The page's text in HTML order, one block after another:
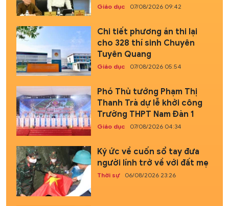
Giáo dục 07/08/2026 09:42
Chi tiết phương án thi lại
cho 328 thí sinh Chuyên
Tuyên Quang
Giáo dục 07/08/2026 05:54
Phó Thủ tướng Phạm Thị
Thanh Trà dự lễ khởi công
Trường THPT Nam Đàn 1
Giáo dục 07/08/2026 04:34
Ký ức về cuốn sổ tay đưa
người lính trở về với đất mẹ
Thời sự 06/08/2026 23:26